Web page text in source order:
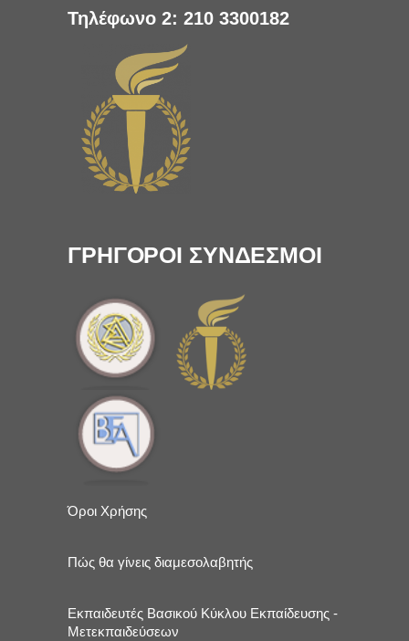
Τηλέφωνο 2: 210 3300182
ΓΡΗΓΟΡΟΙ ΣΥΝΔΕΣΜΟΙ
Όροι Χρήσης
Πώς θα γίνεις διαμεσολαβητής
Εκπαιδευτές Βασικού Κύκλου Εκπαίδευσης -
Μετεκπαιδεύσεων